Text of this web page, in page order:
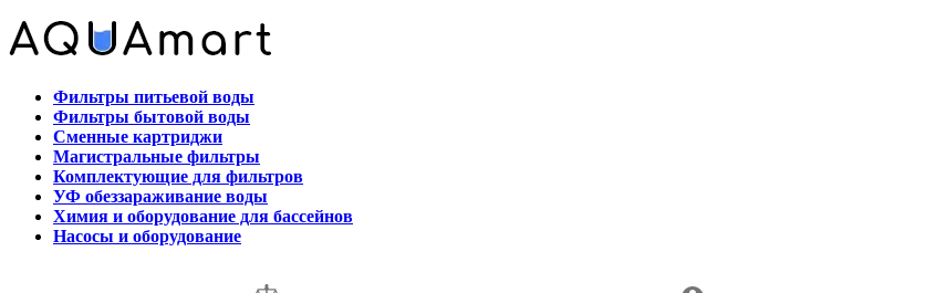
Фильтры питьевой воды
Фильтры бытовой воды
Сменные картриджи
Магистральные фильтры
Комплектующие для фильтров
УФ обеззараживание воды
Химия и оборудование для бассейнов
Насосы и оборудование